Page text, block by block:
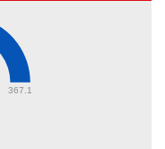
367.1